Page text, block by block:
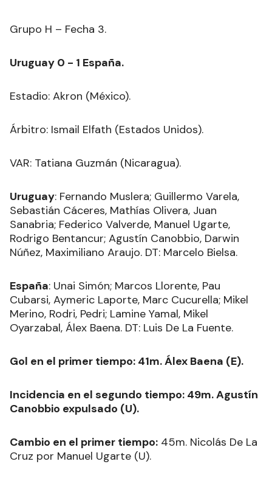
Grupo H – Fecha 3.
Uruguay 0 - 1 España.
Estadio: Akron (México).
Árbitro: Ismail Elfath (Estados Unidos).
VAR: Tatiana Guzmán (Nicaragua).
Uruguay: Fernando Muslera; Guillermo Varela,
Sebastián Cáceres, Mathías Olivera, Juan
Sanabria; Federico Valverde, Manuel Ugarte,
Rodrigo Bentancur; Agustín Canobbio, Darwin
Núñez, Maximiliano Araujo. DT: Marcelo Bielsa.
España: Unai Simón; Marcos Llorente, Pau
Cubarsi, Aymeric Laporte, Marc Cucurella; Mikel
Merino, Rodri, Pedri; Lamine Yamal, Mikel
Oyarzabal, Álex Baena. DT: Luis De La Fuente.
Gol en el primer tiempo: 41m. Álex Baena (E).
Incidencia en el segundo tiempo: 49m. Agustín
Canobbio expulsado (U).
Cambio en el primer tiempo: 45m. Nicolás De La
Cruz por Manuel Ugarte (U).